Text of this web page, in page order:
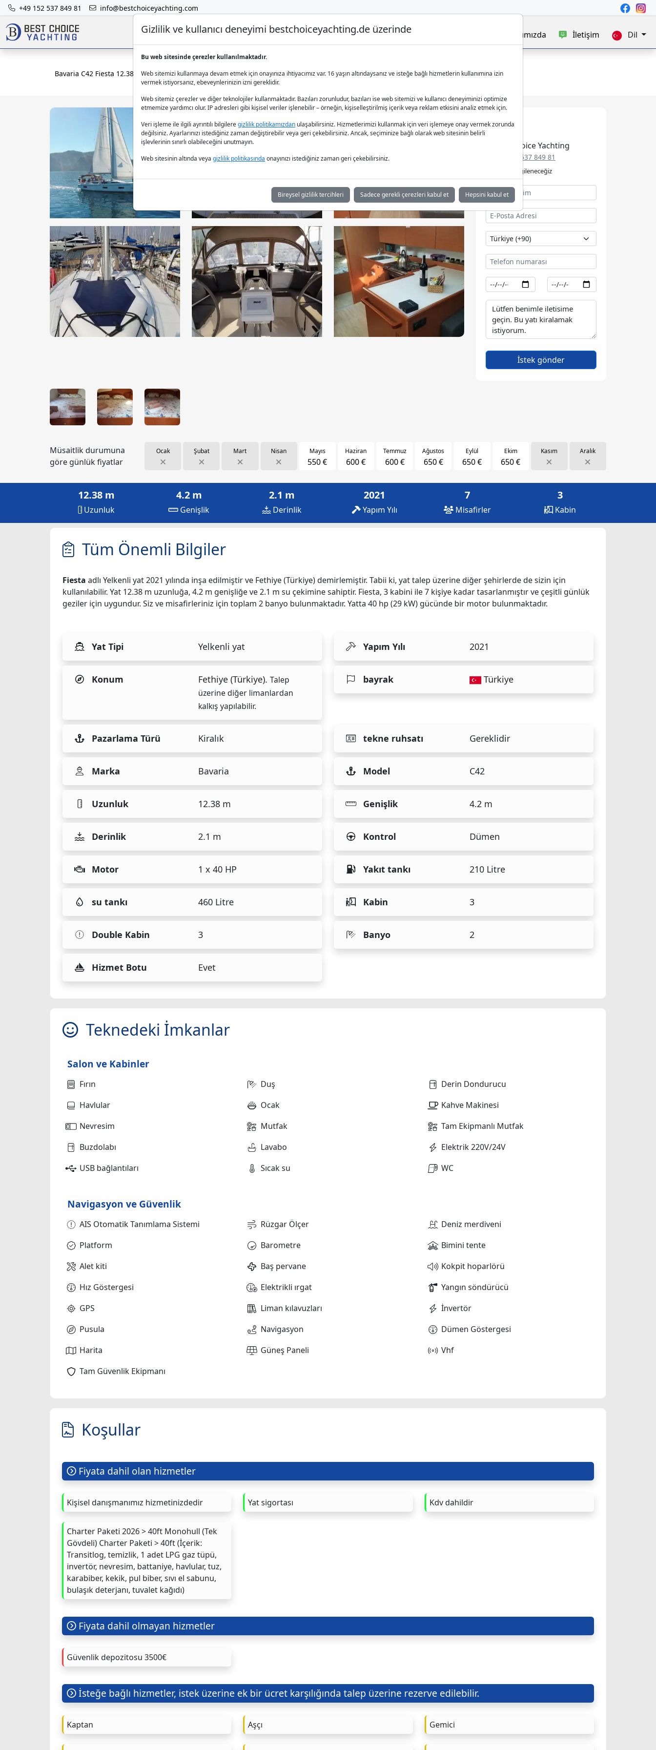
+49 152 537 849 81 info@bestchoiceyachting.com
Lüks Yat Charter Yat Kiralama Hakkımızda İletişim Dil
Bavaria C42 Fiesta 12.38m 3 Kabin Kiralama Fethiye
Best Choice Yachting
+49 152 537 849 81
Talebinizle ilgileneceğiz
İstek gönder
Müsaitlik durumuna
göre günlük fiyatlar
Ocak Şubat Mart Nisan Mayıs
550 €
Haziran
600 €
Temmuz
600 €
Ağustos
650 €
Eylül
650 €
Ekim
650 €
Kasım Aralık
12.38 m
Uzunluk
4.2 m
Genişlik
2.1 m
Derinlik
2021
Yapım Yılı
7
Misafirler
3
Kabin
Tüm Önemli Bilgiler
Fiesta adlı Yelkenli yat 2021 yılında inşa edilmiştir ve Fethiye (Türkiye) demirlemiştir. Tabii ki, yat talep üzerine diğer şehirlerde de sizin için
kullanılabilir. Yat 12.38 m uzunluğa, 4.2 m genişliğe ve 2.1 m su çekimine sahiptir. Fiesta, 3 kabini ile 7 kişiye kadar tasarlanmıştır ve çeşitli günlük
geziler için uygundur. Siz ve misafirleriniz için toplam 2 banyo bulunmaktadır. Yatta 40 hp (29 kW) gücünde bir motor bulunmaktadır.
Yat Tipi Yelkenli yat Yapım Yılı 2021
Konum Fethiye (Türkiye). Talep
üzerine diğer limanlardan
kalkış yapılabilir.
bayrak Türkiye
Pazarlama Türü Kiralık tekne ruhsatı Gereklidir
Marka Bavaria Model C42
Uzunluk 12.38 m Genişlik 4.2 m
Derinlik 2.1 m Kontrol Dümen
Motor 1 x 40 HP Yakıt tankı 210 Litre
su tankı 460 Litre Kabin 3
Double Kabin 3 Banyo 2
Hizmet Botu Evet
Teknedeki İmkanlar
Salon ve Kabinler
Fırın Duş
Derin Dondurucu
Havlular
Ocak
Kahve Makinesi
Nevresim
Mutfak
Tam Ekipmanlı Mutfak
Buzdolabı
Lavabo
Elektrik 220V/24V
USB bağlantıları
Sıcak su WC
Navigasyon ve Güvenlik
AIS Otomatik Tanımlama Sistemi Rüzgar Ölçer
Deniz merdiveni
Platform
Barometre
Bimini tente
Alet kiti
Baş pervane
Kokpit hoparlörü
Hız Göstergesi
Elektrikli ırgat
Yangın söndürücü
GPS
Liman kılavuzları
İnvertör
Pusula
Navigasyon
Dümen Göstergesi
Harita
Güneş Paneli
Vhf
Tam Güvenlik Ekipmanı
Koşullar
Fiyata dahil olan hizmetler
Kişisel danışmanımız hizmetinizdedir Yat sigortası Kdv dahildir
Charter Paketi 2026 > 40ft Monohull (Tek
Gövdeli) Charter Paketi > 40ft (İçerik:
Transitlog, temizlik, 1 adet LPG gaz tüpü,
invertör, nevresim, battaniye, havlular, tuz,
karabiber, kekik, pul biber, sıvı el sabunu,
bulaşık deterjanı, tuvalet kağıdı)
Fiyata dahil olmayan hizmetler
Güvenlik depozitosu 3500€
İsteğe bağlı hizmetler, istek üzerine ek bir ücret karşılığında talep üzerine rezerve edilebilir.
Kaptan Aşçı Gemici
Gizlilik ve kullanıcı deneyimi bestchoiceyachting.de üzerinde
Bu web sitesinde çerezler kullanılmaktadır.
Web sitemizi kullanmaya devam etmek için onayınıza ihtiyacımız var. 16 yaşın altındaysanız ve isteğe bağlı hizmetlerin kullanımına izin
vermek istiyorsanız, ebeveynlerinizin izni gereklidir.
Web sitemiz çerezler ve diğer teknolojiler kullanmaktadır. Bazıları zorunludur, bazıları ise web sitemizi ve kullanıcı deneyiminizi optimize
etmemize yardımcı olur. IP adresleri gibi kişisel veriler işlenebilir – örneğin, kişiselleştirilmiş içerik veya reklam etkisini analiz etmek için.
Veri işleme ile ilgili ayrıntılı bilgileregizlilik politikamızdan ulaşabilirsiniz. Hizmetlerimizi kullanmak için veri işlemeye onay vermek zorunda
değilsiniz. Ayarlarınızı istediğiniz zaman değiştirebilir veya geri çekebilirsiniz. Ancak, seçiminize bağlı olarak web sitesinin belirli
işlevlerinin sınırlı olabileceğini unutmayın.
Web sitesinin altında veya gizlilik politikasında onayınızı istediğiniz zaman geri çekebilirsiniz.
Bireysel gizlilik tercihleri Sadece gerekli çerezleri kabul et Hepsini kabul et